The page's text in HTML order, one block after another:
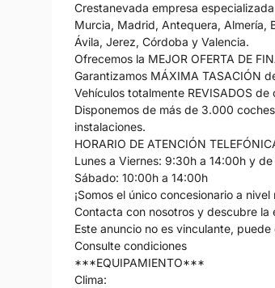
Crestanevada empresa
Murcia, Madrid, Antequera, Almería,
Ávila, Jerez, Córdoba y Valencia.
Ofrecemos la MEJOR OFERTA DE
Garantizamos MÁXIMA TASACIÓN
Vehículos totalmente REVISADOS
Disponemos de más de 3.000
instalaciones.
HORARIO DE ATENCIÓN
Lunes a Viernes: 9:30h a 14:00h y
Sábado: 10:00h a 14:00h
¡Somos el único concesionario a
Contacta con nosotros y descubre
Este anuncio no es vinculante,
Consulte condiciones
***EQUIPAMIENTO***
Clima: